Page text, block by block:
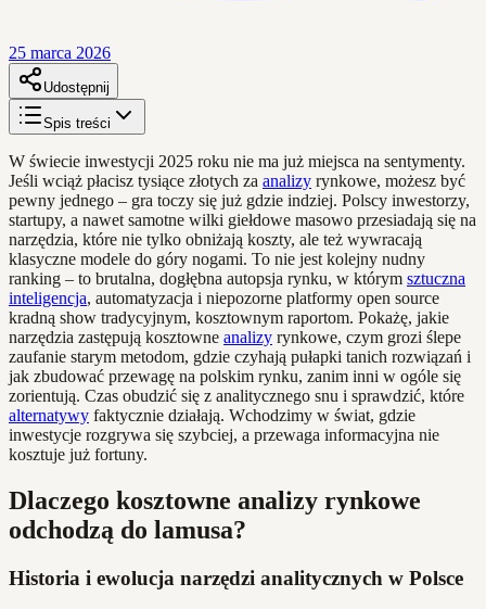
25 marca 2026
Udostępnij
Spis treści
W świecie inwestycji 2025 roku nie ma już miejsca na sentymenty.
Jeśli wciąż płacisz tysiące złotych za analizy rynkowe, możesz być
pewny jednego – gra toczy się już gdzie indziej. Polscy inwestorzy,
startupy, a nawet samotne wilki giełdowe masowo przesiadają się na
narzędzia, które nie tylko obniżają koszty, ale też wywracają
klasyczne modele do góry nogami. To nie jest kolejny nudny
ranking – to brutalna, dogłębna autopsja rynku, w którym sztuczna
inteligencja, automatyzacja i niepozorne platformy open source
kradną show tradycyjnym, kosztownym raportom. Pokażę, jakie
narzędzia zastępują kosztowne analizy rynkowe, czym grozi ślepe
zaufanie starym metodom, gdzie czyhają pułapki tanich rozwiązań i
jak zbudować przewagę na polskim rynku, zanim inni w ogóle się
zorientują. Czas obudzić się z analitycznego snu i sprawdzić, które
alternatywy faktycznie działają. Wchodzimy w świat, gdzie
inwestycje rozgrywa się szybciej, a przewaga informacyjna nie
kosztuje już fortuny.
Dlaczego kosztowne analizy rynkowe
odchodzą do lamusa?
Historia i ewolucja narzędzi analitycznych w Polsce